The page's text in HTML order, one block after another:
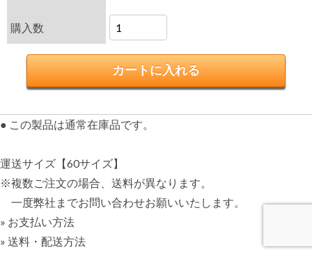
購入数
● この製品は通常在庫品です。
運送サイズ【60サイズ】
※複数ご注文の場合、送料が異なります。
一度弊社までお問い合わせお願いいたします。
» お支払い方法
» 送料・配送方法